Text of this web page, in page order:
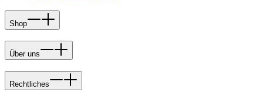
Shop
Über uns
Rechtliches